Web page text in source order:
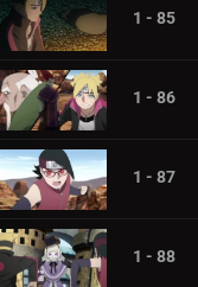
1 - 85
1 - 86
1 - 87
1 - 88